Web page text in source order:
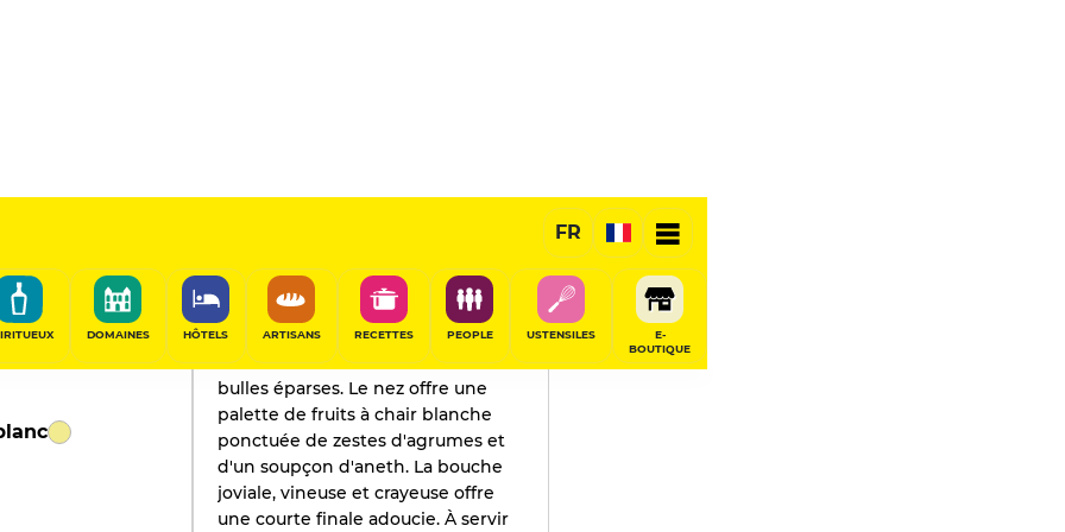
FR
DOMAINES HÔTELS ARTISANS RECETTES PEOPLE USTENSILES
E-
BOUTIQUE
PARTAGER
Champagne
L'AVIS DE GAULT&MILLAU
2018
Vive effervescence et nombreuses
bulles éparses. Le nez offre une
palette de fruits à chair blanche
ponctuée de zestes d'agrumes et
d'un soupçon d'aneth. La bouche
joviale, vineuse et crayeuse offre
une courte finale adoucie. À servir